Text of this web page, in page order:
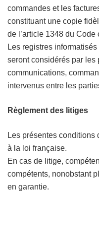
commandes et les
constituant une copie
de l’article 1348 du Code
Les registres
seront considérés par les
communications,
intervenus entre les
Règlement des litiges
Les présentes
à la loi française.
En cas de litige,
compétents, nonobstant
en garantie.